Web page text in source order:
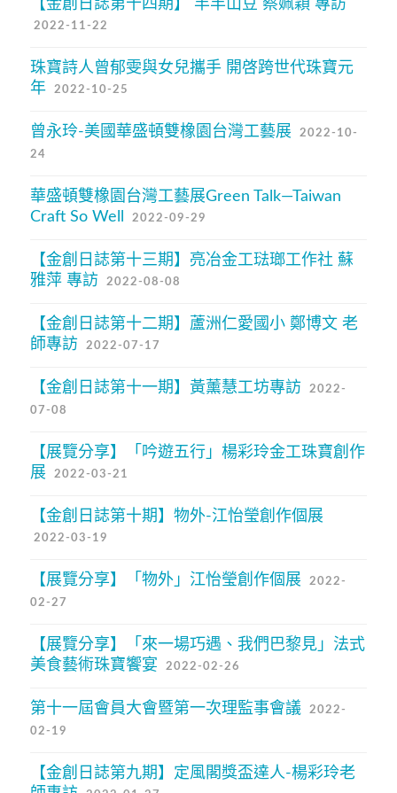
【金創日誌第十四期】 丰丰山豆 蔡姵穎 專訪
2022-11-22
珠寶詩人曾郁雯與女兒攜手 開啓跨世代珠寶元
年
2022-10-25
曾永玲-美國華盛頓雙橡園台灣工藝展
2022-10-
24
華盛頓雙橡園台灣工藝展Green Talk—Taiwan
Craft So Well
2022-09-29
【金創日誌第十三期】亮冶金工琺瑯工作社 蘇
雅萍 專訪
2022-08-08
【金創日誌第十二期】蘆洲仁愛國小 鄭博文 老
師專訪
2022-07-17
【金創日誌第十一期】黃薰慧工坊專訪
2022-
07-08
【展覽分享】「吟遊五行」楊彩玲金工珠寶創作
展
2022-03-21
【金創日誌第十期】物外-江怡瑩創作個展
2022-03-19
【展覽分享】「物外」江怡瑩創作個展
2022-
02-27
【展覽分享】「來一場巧遇、我們巴黎見」法式
美食藝術珠寶饗宴
2022-02-26
第十一屆會員大會暨第一次理監事會議
2022-
02-19
【金創日誌第九期】定風閣獎盃達人-楊彩玲老